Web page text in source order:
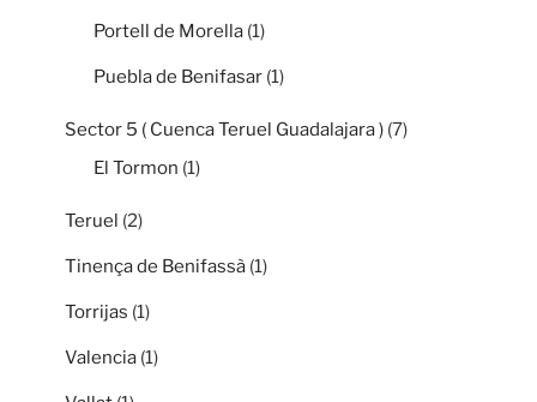
Portell de Morella (1)
Puebla de Benifasar (1)
Sector 5 ( Cuenca Teruel Guadalajara ) (7)
El Tormon (1)
Teruel (2)
Tinença de Benifassà (1)
Torrijas (1)
Valencia (1)